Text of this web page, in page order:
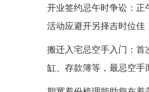
开业签约忌午时争讼 ：
活动应避开另择吉时位佳
搬迁入宅忌空手入门 ：
缸、存款簿等，最忌空手